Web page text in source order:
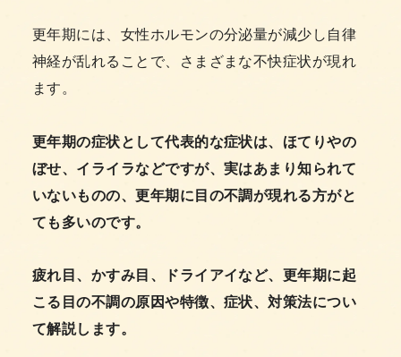
更年期には、女性ホルモンの分泌量が減少し自律
神経が乱れることで、さまざまな不快症状が現れ
ます。
更年期の症状として代表的な症状は、ほてりやの
ぼせ、イライラなどですが、実はあまり知られて
いないものの、更年期に目の不調が現れる方がと
ても多いのです。
疲れ目、かすみ目、ドライアイなど、更年期に起
こる目の不調の原因や特徴、症状、対策法につい
て解説します。